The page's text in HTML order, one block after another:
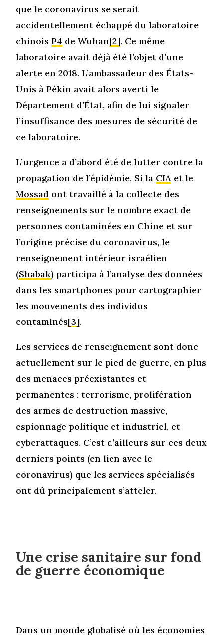
que le coronavirus se serait
accidentellement échappé du laboratoire
chinoisP4 de Wuhan[2]. Ce même
laboratoire avait déjà été l’objet d’une
alerte en 2018. L’ambassadeur des États-
Unis à Pékin avait alors averti le
Département d’État, afin de lui signaler
l’insuffisance des mesures de sécurité de
ce laboratoire.
L’urgence a d’abord été de lutter contre la
propagation de l’épidémie. Si la CIA et le
Mossad ont travaillé à la collecte des
renseignements sur le nombre exact de
personnes contaminées en Chine et sur
l’origine précise du coronavirus, le
renseignement intérieur israélien
(Shabak) participa à l’analyse des données
dans les smartphones pour cartographier
les mouvements des individus
contaminés[3].
Les services de renseignement sont donc
actuellement sur le pied de guerre, en plus
des menaces préexistantes et
permanentes : terrorisme, prolifération
des armes de destruction massive,
espionnage politique et industriel, et
cyberattaques. C’est d’ailleurs sur ces deux
derniers points (en lien avec le
coronavirus) que les services spécialisés
ont dû principalement s’atteler.
Une crise sanitaire sur fond
de guerre économique
Dans un monde globalisé où les économies